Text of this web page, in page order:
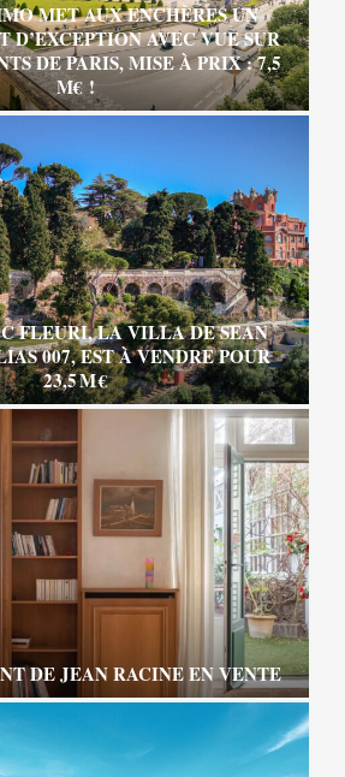
MET AUX ENCHÈRES UN
D’EXCEPTION AVEC VUE SUR
DE PARIS, MISE À PRIX : 7,5
M€ !
FLEURI, LA VILLA DE SEAN
007, EST À VENDRE POUR
23,5 M €
DE JEAN RACINE EN VENTE